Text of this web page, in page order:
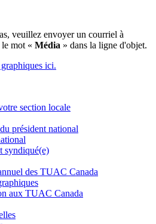
veuillez envoyer un courriel à
mot « Média » dans la ligne d'objet.
ici.
section locale
président national
syndiqué(e)
des TUAC Canada
aux TUAC Canada